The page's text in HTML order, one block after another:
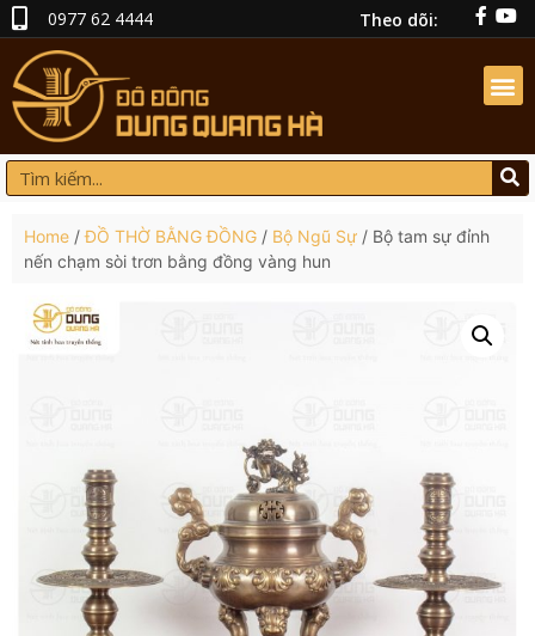
0977 62 4444 Theo dõi:
Home /ĐỒ THỜ BẰNG ĐỒNG / Bộ Ngũ Sự / Bộ tam sự đỉnh
nến chạm sòi trơn bằng đồng vàng hun